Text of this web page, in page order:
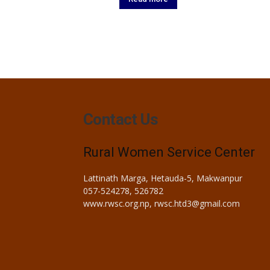
Contact Us
Rural Women Service Center
Lattinath Marga, Hetauda-5, Makwanpur
057-524278, 526782
www.rwsc.org.np, rwsc.htd3@gmail.com